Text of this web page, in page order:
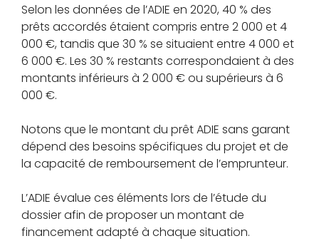
Selon les données de l’ADIE en 2020, 40 % des
prêts accordés étaient compris entre 2 000 et 4
000 €, tandis que 30 % se situaient entre 4 000 et
6 000 €. Les 30 % restants correspondaient à des
montants inférieurs à 2 000 € ou supérieurs à 6
000 €.
Notons que le montant du prêt ADIE sans garant
dépend des besoins spécifiques du projet et de
la capacité de remboursement de l’emprunteur.
L’ADIE évalue ces éléments lors de l’étude du
dossier afin de proposer un montant de
financement adapté à chaque situation.